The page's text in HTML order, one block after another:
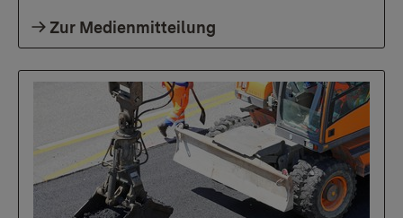
Zur Medienmitteilung